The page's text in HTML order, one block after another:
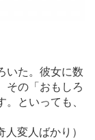
いた。彼女に数
その「おもしろ
といっても、
変人ばかり）